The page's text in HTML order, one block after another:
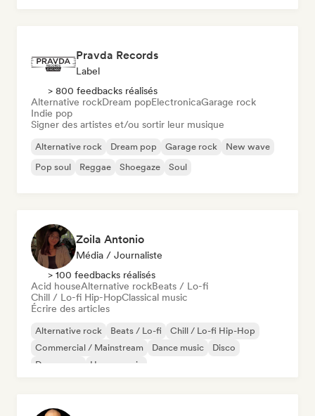
Pravda Records
Label
> 800 feedbacks réalisés
Alternative rockDream popElectronicaGarage rock
Indie pop
Signer des artistes et/ou sortir leur musique
Alternative rock Dream pop Garage rock
New wave
Pop soul
Reggae Shoegaze Soul
Zoila Antonio
Média / Journaliste
> 100 feedbacks réalisés
Acid houseAlternative rockBeats / Lo-fi
Chill / Lo-fi Hip-HopClassical music
Écrire des articles
Alternative rock Beats / Lo-fi
Chill / Lo-fi Hip-Hop
Commercial / Mainstream
Dance music
Disco
Dream pop
House music